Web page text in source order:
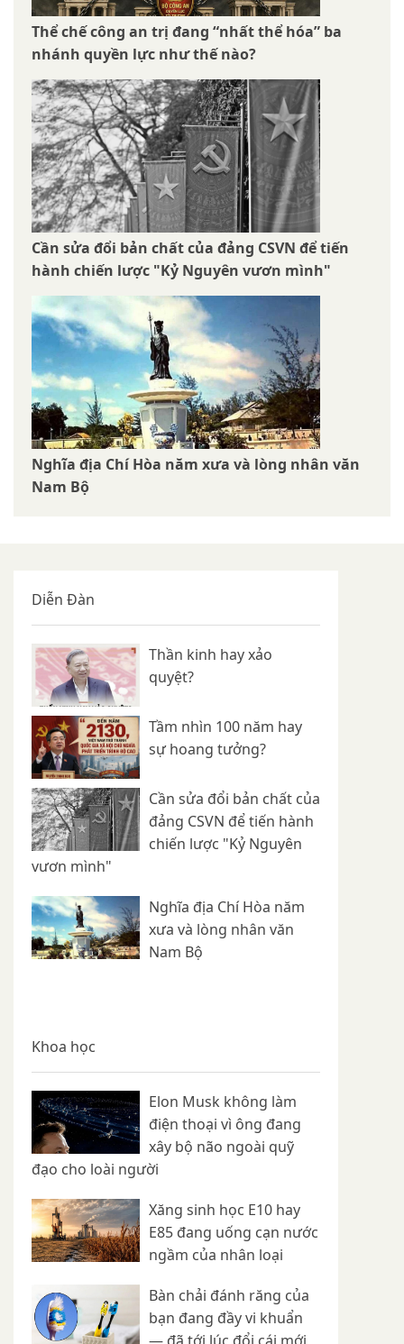
Thể chế công an trị đang “nhất thể hóa” ba
nhánh quyền lực như thế nào?
Cần sửa đổi bản chất của đảng CSVN để tiến
hành chiến lược "Kỷ Nguyên vươn mình"
Nghĩa địa Chí Hòa năm xưa và lòng nhân văn
Nam Bộ
Diễn Đàn
Thần kinh hay xảo
quyệt?
Tầm nhìn 100 năm hay
sự hoang tưởng?
Cần sửa đổi bản chất của
đảng CSVN để tiến hành
chiến lược "Kỷ Nguyên
vươn mình"
Nghĩa địa Chí Hòa năm
xưa và lòng nhân văn
Nam Bộ
Khoa học
Elon Musk không làm
điện thoại vì ông đang
xây bộ não ngoài quỹ
đạo cho loài người
Xăng sinh học E10 hay
E85 đang uống cạn nước
ngầm của nhân loại
Bàn chải đánh răng của
bạn đang đầy vi khuẩn